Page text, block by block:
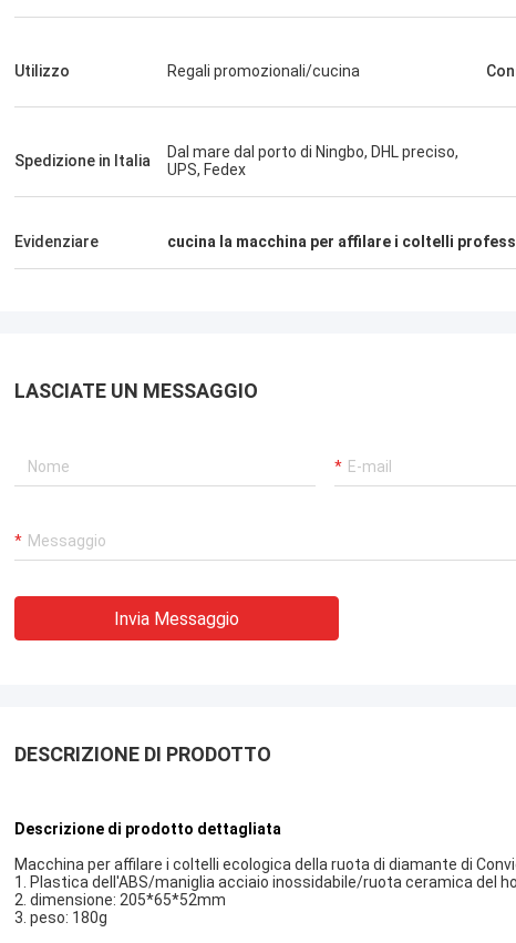
Scilla di Chris
l'altro fornitore!
Utilizzo Regali promozionali/cucina
Spedizione in Italia
Dal mare dal porto di Ningbo, DHL preciso,
UPS, Fedex
Evidenziare cucina la macchina per affilare i coltelli
LASCIATE UN MESSAGGIO
Invia Messaggio
DESCRIZIONE DI PRODOTTO
Descrizione di prodotto dettagliata
Macchina per affilare i coltelli ecologica della ruota di diamante di
1.
Plastica dell'ABS/maniglia acciaio inossidabile/ruota ceramica del
2. dimensione: 205*65*52mm
3. peso: 180g